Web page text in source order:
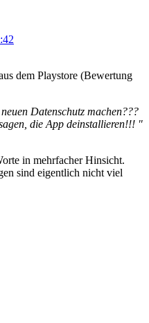
dem Playstore (Bewertung
Datenschutz machen???
die App deinstallieren!!! "
in mehrfacher Hinsicht.
sind eigentlich nicht viel